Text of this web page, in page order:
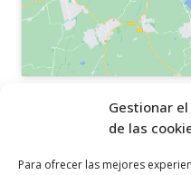
Gestionar
de las
Para ofrecer las mejores